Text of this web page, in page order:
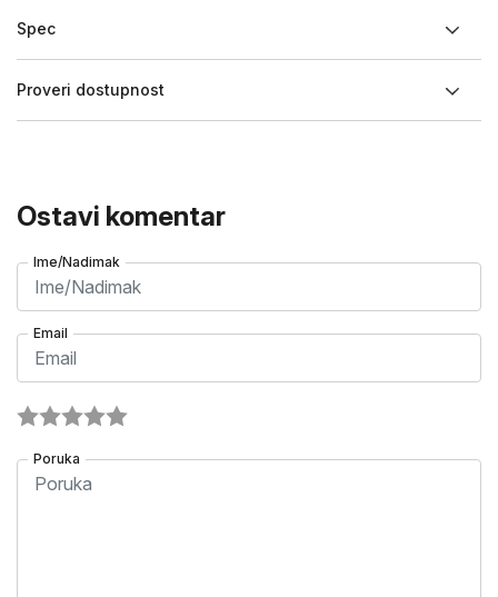
Spec
Proveri dostupnost
Ostavi komentar
Ime/Nadimak
Email
Poruka